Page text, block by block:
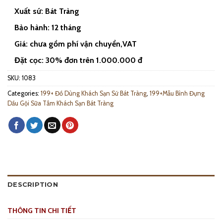
Xuất sứ: Bát Tràng
Bảo hành: 12 tháng
Giá: chưa gồm phí vận chuyển,VAT
Đặt cọc: 30% đơn trên 1.000.000 đ
SKU: 1083
Categories: 199+ Đồ Dùng Khách Sạn Sứ Bát Tràng, 199+Mẫu Bình Đựng
Dầu Gội Sữa Tắm Khách Sạn Bát Tràng
DESCRIPTION
THÔNG TIN CHI TIẾT